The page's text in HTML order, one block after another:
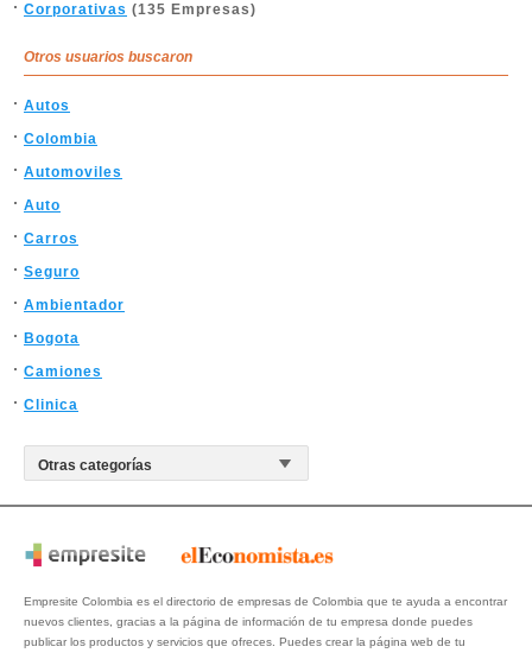
Corporativas (135 Empresas)
Otros usuarios buscaron
Autos
Colombia
Automoviles
Auto
Carros
Seguro
Ambientador
Bogota
Camiones
Clinica
Empresite Colombia es el directorio de empresas de Colombia que te ayuda a encontrar
nuevos clientes, gracias a la página de información de tu empresa donde puedes
publicar los productos y servicios que ofreces. Puedes crear la página web de tu